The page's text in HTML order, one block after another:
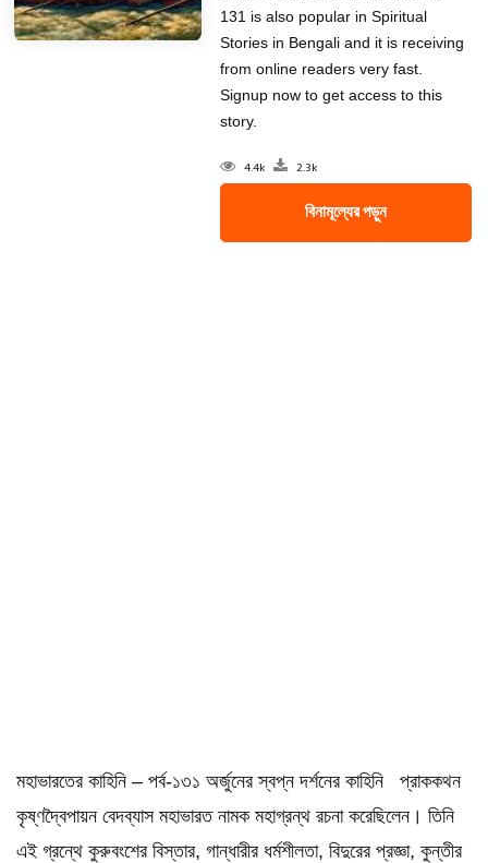
131 is also popular in Spiritual
Stories in Bengali and it is receiving
from online readers very fast.
Signup now to get access to this
story.
4.4k 2.3k
বিনামূল্যের পড়ুন
মহাভারতের কাহিনি – পর্ব-১৩১ অর্জুনের স্বপ্ন দর্শনের কাহিনি প্রাককথন
কৃষ্ণদ্বৈপায়ন বেদব্যাস মহাভারত নামক মহাগ্রন্থ রচনা করেছিলেন। তিনি
এই গ্রন্থে কুরুবংশের বিস্তার, গান্ধারীর ধর্মশীলতা, বিদুরের প্রজ্ঞা, কুন্তীর